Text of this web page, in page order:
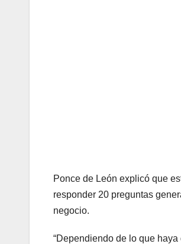
Ponce de León explicó que
responder 20 preguntas
negocio.
“Dependiendo de lo que